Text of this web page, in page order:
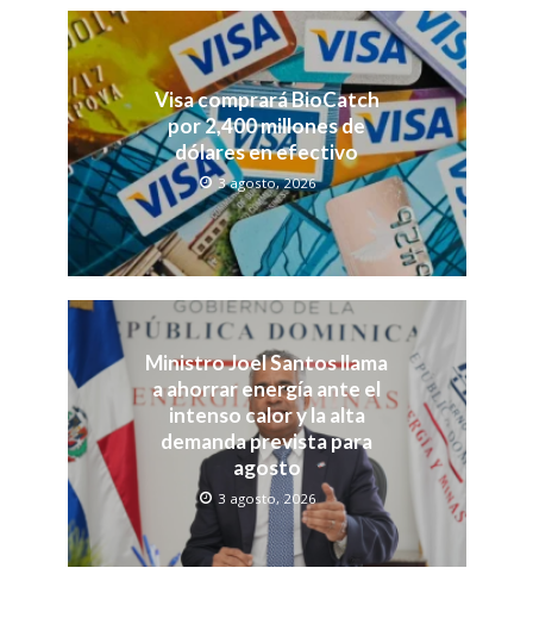
Visa comprará BioCatch
por 2,400 millones de
dólares en efectivo
3 agosto, 2026
Ministro Joel Santos llama
a ahorrar energía ante el
intenso calor y la alta
demanda prevista para
agosto
3 agosto, 2026